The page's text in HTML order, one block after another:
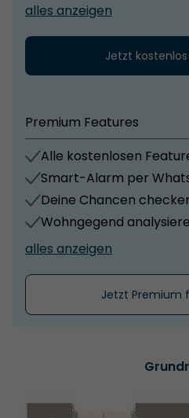
alles anzeigen
Jetzt
Premium Features
Alle kostenlosen
Smart-Alarm per
Deine Chancen
Wohngegend
alles anzeigen
Jetzt Premium